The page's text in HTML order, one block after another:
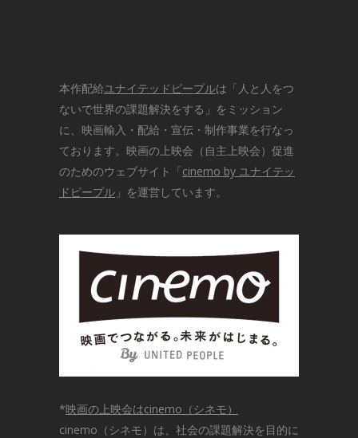
本作配給ユナイテッドピープルは「人と人をつ
ないで世界の課題解決をする」をミッション
に、映画輸入・配給・宣伝・制作事業を行なっ
ております。映画の上映会（自主上映会）促進
のためのウェブサイト「cinemo by ユナイテッ
ドピープル 」を運営しています。
*映画の上映会はcinemo（シネモ）
cinemo（シネモ）は、社会の課題解決を目的に